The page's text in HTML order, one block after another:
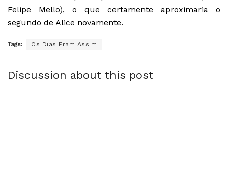
Felipe Mello), o que certamente aproximaria o
segundo de Alice novamente.
Tags: Os Dias Eram Assim
Discussion about this post